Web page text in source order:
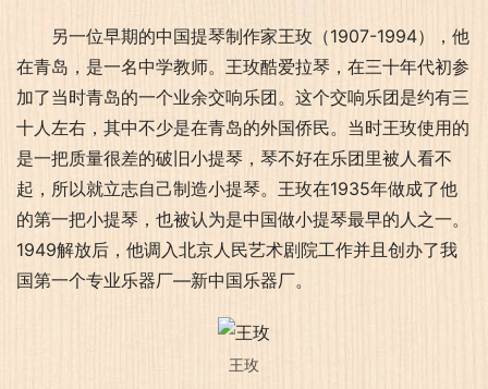
另一位早期的中国提琴制作家王玫（1907-1994），他
在青岛，是一名中学教师。王玫酷爱拉琴，在三十年代初参
加了当时青岛的一个业余交响乐团。这个交响乐团是约有三
十人左右，其中不少是在青岛的外国侨民。当时王玫使用的
是一把质量很差的破旧小提琴，琴不好在乐团里被人看不
起，所以就立志自己制造小提琴。王玫在1935年做成了他
的第一把小提琴，也被认为是中国做小提琴最早的人之一。
1949解放后，他调入北京人民艺术剧院工作并且创办了我
国第一个专业乐器厂—新中国乐器厂。
王玫